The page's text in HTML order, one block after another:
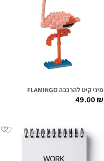
מיני קיט להרכבה FLAMINGO
49.00₪